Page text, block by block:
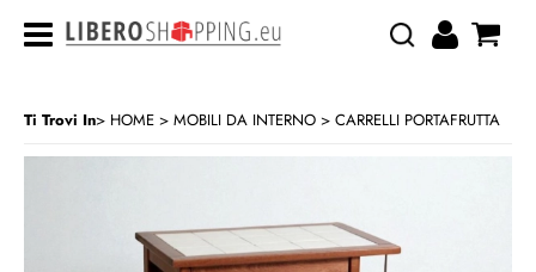
Ti Trovi In HOME MOBILI DA INTERNO CARRELLI PORTAFRUTTA